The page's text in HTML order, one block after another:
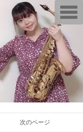
次のページ
T
o
g
e
n
v
i
t